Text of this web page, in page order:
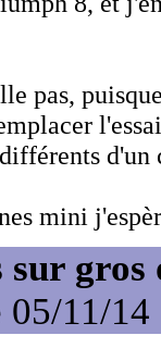
pas,
mini
sur
11/14